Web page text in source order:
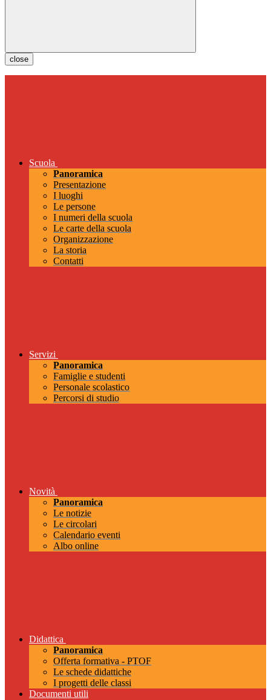
close
Scuola
Panoramica
Presentazione
I luoghi
Le persone
I numeri della scuola
Le carte della scuola
Organizzazione
La storia
Contatti
Servizi
Panoramica
Famiglie e studenti
Personale scolastico
Percorsi di studio
Novità
Panoramica
Le notizie
Le circolari
Calendario eventi
Albo online
Didattica
Panoramica
Offerta formativa - PTOF
Le schede didattiche
I progetti delle classi
Documenti utili